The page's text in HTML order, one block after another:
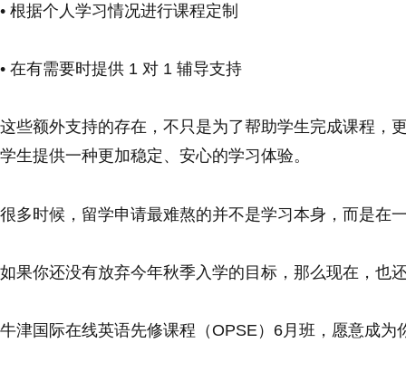
• 根据个人学习情况进行课程定制
• 在有需要时提供 1 对 1 辅导支持
这些额外支持的存在，不只是为了帮助学生完成课程，
学生提供一种更加稳定、安心的学习体验。
很多时候，留学申请最难熬的并不是学习本身，而是在
如果你还没有放弃今年秋季入学的目标，那么现在，也
牛津国际在线英语先修课程（OPSE）6月班，愿意成为